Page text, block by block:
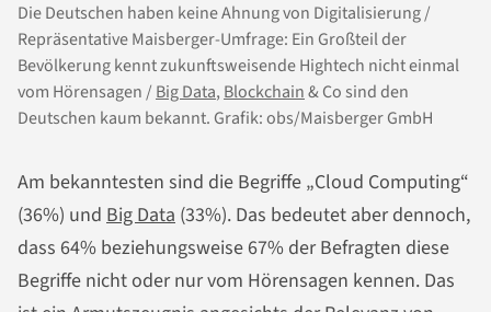
Die Deutschen haben keine Ahnung von Digitalisierung /
Repräsentative Maisberger-Umfrage: Ein Großteil der
Bevölkerung kennt zukunftsweisende Hightech nicht einmal
vom Hörensagen / Big Data, Blockchain& Co sind den
Deutschen kaum bekannt. Grafik: obs/Maisberger GmbH
Am bekanntesten sind die Begriffe „Cloud Computing“
(36%) und Big Data (33%). Das bedeutet aber dennoch,
dass 64% beziehungsweise 67% der Befragten diese
Begriffe nicht oder nur vom Hörensagen kennen. Das